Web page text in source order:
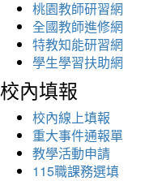
桃園教師研習網
全國教師進修網
特教知能研習網
學生學習扶助網
校內填報
校內線上填報
重大事件通報單
教學活動申請
115職課務選填